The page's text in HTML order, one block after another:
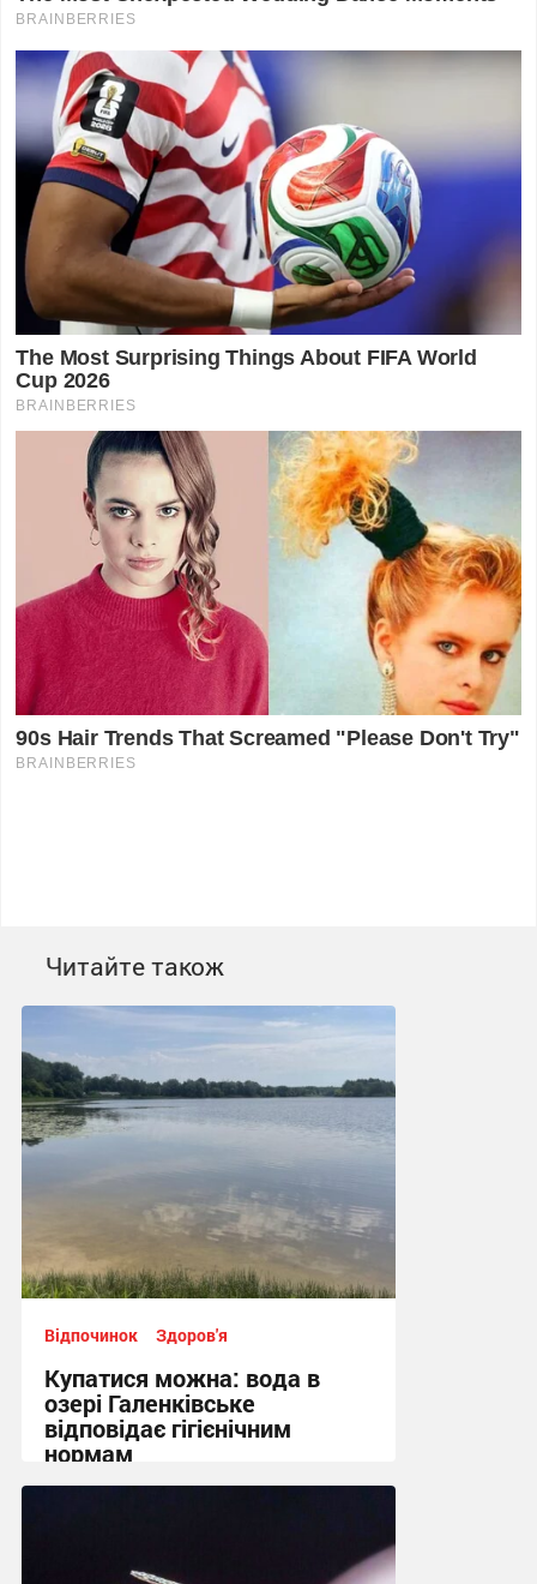
Читайте також
Відпочинок Здоров'я
Купатися можна: вода в
озері Галенківське
відповідає гігієнічним
нормам